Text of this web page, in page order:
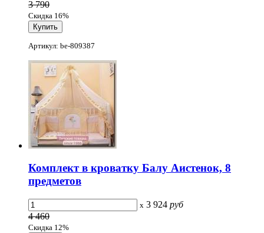
3 790
Скидка 16%
Артикул: be-809387
Комплект в кроватку Балу Аистенок, 8
предметов
x 3 924 руб
4 460
Скидка 12%